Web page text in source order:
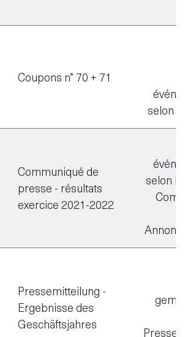
Coupons n° 70 + 71
selon
Communiqué de
presse - résultats
exercice 2021-2022
selon
Pressemitteilung -
Ergebnisse des
Geschäftsjahres